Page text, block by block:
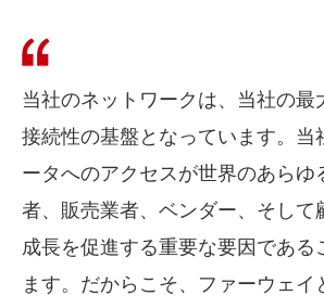
当社のネットワークは、当社の最
接続性の基盤となっています。当
ータへのアクセスが世界のあらゆ
者、販売業者、ベンダー、そして
成長を促進する重要な要因である
ます。だからこそ、ファーウェイ